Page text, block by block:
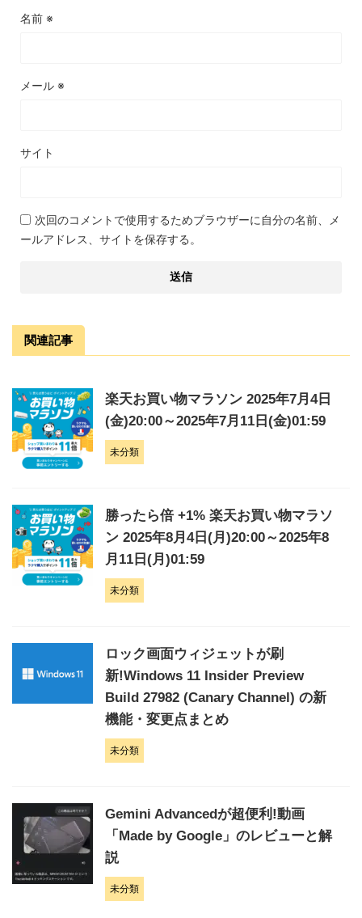
名前 ※
メール ※
サイト
次回のコメントで使用するためブラウザーに自分の名前、メ
ールアドレス、サイトを保存する。
関連記事
楽天お買い物マラソン 2025年7月4日
(金)20:00～2025年7月11日(金)01:59
未分類
勝ったら倍 +1% 楽天お買い物マラソ
ン 2025年8月4日(月)20:00～2025年8
月11日(月)01:59
未分類
ロック画面ウィジェットが刷
新!Windows 11 Insider Preview
Build 27982 (Canary Channel) の新
機能・変更点まとめ
未分類
Gemini Advancedが超便利!動画
「Made by Google」のレビューと解
説
未分類